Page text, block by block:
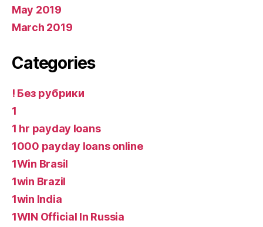
May 2019
March 2019
Categories
! Без рубрики
1
1 hr payday loans
1000 payday loans online
1Win Brasil
1win Brazil
1win India
1WIN Official In Russia